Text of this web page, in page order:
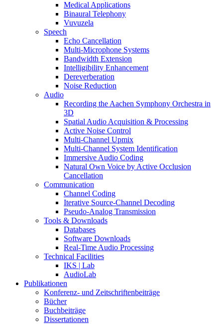
Medical Applications
Binaural Telephony
Vuvuzela
Speech
Echo Cancellation
Multi-Microphone Systems
Bandwidth Extension
Intelligibility Enhancement
Dereverberation
Noise Reduction
Audio
Recording the Aachen Symphony Orchestra in
3D
Spatial Audio Acquisition & Processing
Active Noise Control
Multi-Channel Upmix
Multi-Channel System Identification
Immersive Audio Coding
Natural Own Voice by Active Occlusion
Cancellation
Communication
Channel Coding
Iterative Source-Channel Decoding
Pseudo-Analog Transmission
Tools & Downloads
Databases
Software Downloads
Real-Time Audio Processing
Technical Facilities
IKS | Lab
AudioLab
Publikationen
Konferenz- und Zeitschriftenbeiträge
Bücher
Buchbeiträge
Dissertationen